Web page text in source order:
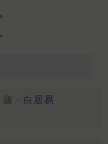
唐 · 白居易